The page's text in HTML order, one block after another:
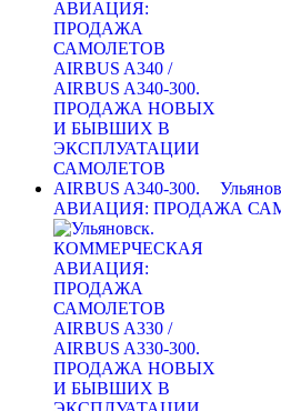
АВИАЦИЯ: ПРОДАЖА